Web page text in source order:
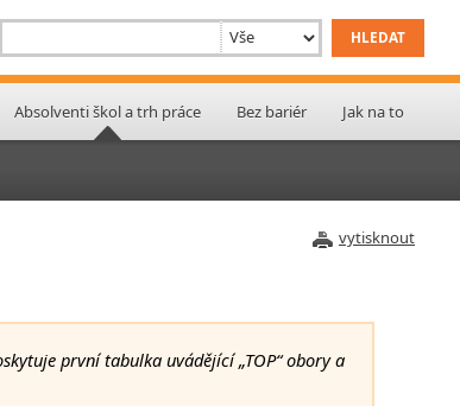
Absolventi škol a trh práce Bez bariér Jak na to
vytisknout
první tabulka uvádějící „TOP“ obory a